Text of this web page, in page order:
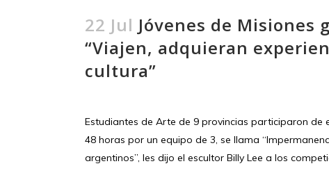
22 Jul Jóvenes de Misiones
“Viajen, adquieran
cultura”
Estudiantes de Arte de 9 provincias participaron
48 horas por un equipo de 3, se llama
argentinos”, les dijo el escultor Billy Lee a los